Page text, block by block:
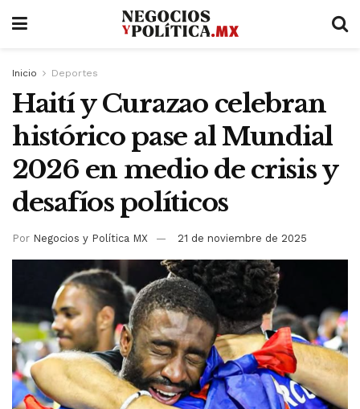
Inicio Deportes
Haití y Curazao celebran
histórico pase al Mundial
2026 en medio de crisis y
desafíos políticos
Por Negocios y Política MX 21 de noviembre de 2025